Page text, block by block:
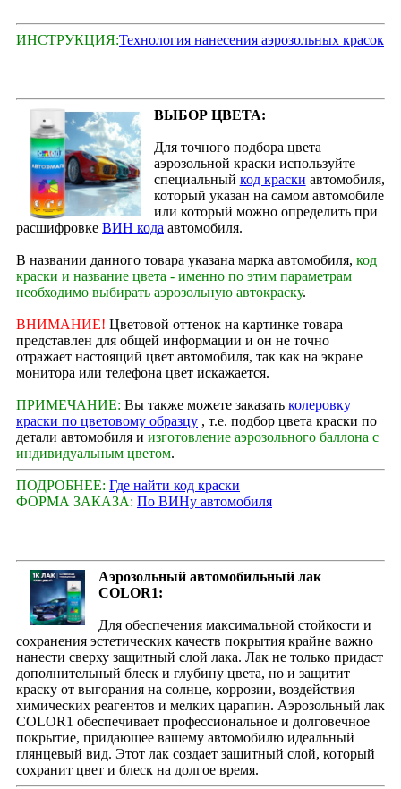
ИНСТРУКЦИЯ:Технология нанесения аэрозольных красок
ВЫБОР ЦВЕТА:
Для точного подбора цвета
аэрозольной краски используйте
специальный код краски автомобиля,
который указан на самом автомобиле
или который можно определить при
расшифровке ВИН кода автомобиля.
В названии данного товара указана марка автомобиля, код
краски и название цвета - именно по этим параметрам
необходимо выбирать аэрозольную автокраску.
ВНИМАНИЕ! Цветовой оттенок на картинке товара
представлен для общей информации и он не точно
отражает настоящий цвет автомобиля, так как на экране
монитора или телефона цвет искажается.
ПРИМЕЧАНИЕ: Вы также можете заказать колеровку
краски по цветовому образцу , т.е. подбор цвета краски по
детали автомобиля и изготовление аэрозольного баллона с
индивидуальным цветом.
ПОДРОБНЕЕ: Где найти код краски
ФОРМА ЗАКАЗА: По ВИНу автомобиля
Аэрозольный автомобильный лак
COLOR1:
Для обеспечения максимальной стойкости и
сохранения эстетических качеств покрытия крайне важно
нанести сверху защитный слой лака. Лак не только придаст
дополнительный блеск и глубину цвета, но и защитит
краску от выгорания на солнце, коррозии, воздействия
химических реагентов и мелких царапин. Аэрозольный лак
COLOR1 обеспечивает профессиональное и долговечное
покрытие, придающее вашему автомобилю идеальный
глянцевый вид. Этот лак создает защитный слой, который
сохранит цвет и блеск на долгое время.